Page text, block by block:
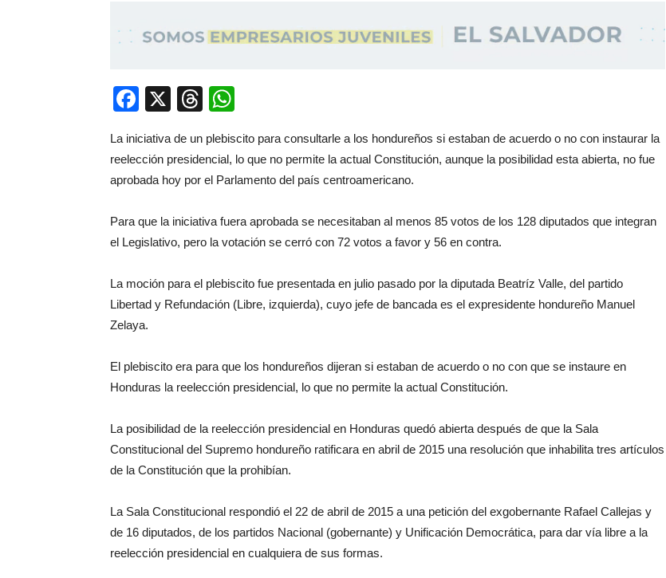
Facebook
X Threads
La iniciativa de un plebiscito para consultarle a los hondureños si estaban de acuerdo o no con instaurar la
reelección presidencial, lo que no permite la actual Constitución, aunque la posibilidad esta abierta, no fue
aprobada hoy por el Parlamento del país centroamericano.
Para que la iniciativa fuera aprobada se necesitaban al menos 85 votos de los 128 diputados que integran
el Legislativo, pero la votación se cerró con 72 votos a favor y 56 en contra.
La moción para el plebiscito fue presentada en julio pasado por la diputada Beatríz Valle, del partido
Libertad y Refundación (Libre, izquierda), cuyo jefe de bancada es el expresidente hondureño Manuel
Zelaya.
El plebiscito era para que los hondureños dijeran si estaban de acuerdo o no con que se instaure en
Honduras la reelección presidencial, lo que no permite la actual Constitución.
La posibilidad de la reelección presidencial en Honduras quedó abierta después de que la Sala
Constitucional del Supremo hondureño ratificara en abril de 2015 una resolución que inhabilita tres artículos
de la Constitución que la prohibían.
La Sala Constitucional respondió el 22 de abril de 2015 a una petición del exgobernante Rafael Callejas y
de 16 diputados, de los partidos Nacional (gobernante) y Unificación Democrática, para dar vía libre a la
reelección presidencial en cualquiera de sus formas.